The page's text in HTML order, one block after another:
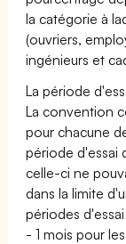
la catégorie à
(ouvriers,
ingénieurs et
La période
La convention
pour chacune
période d'essai
celle-ci ne
dans la limite
périodes
- 1 mois pour